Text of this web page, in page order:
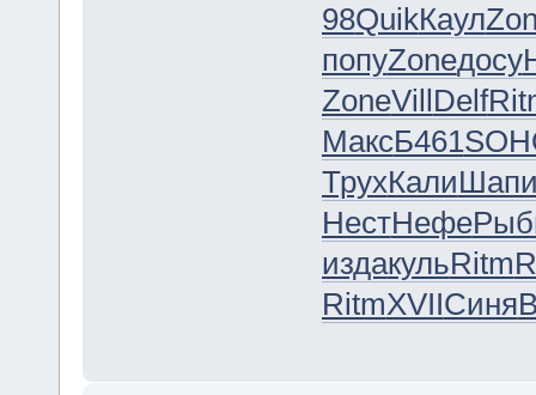
98QuikКаул
попуZoneдосу
ZoneVillDelf
МаксБ461
ТрухКали
НестНефе
издакульRitm
RitmXVIIСиня